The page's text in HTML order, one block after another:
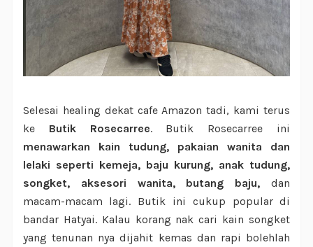
Selesai healing dekat cafe Amazon tadi, kami terus
ke Butik Rosecarree. Butik Rosecarree ini
menawarkan kain tudung, pakaian wanita dan
lelaki seperti kemeja, baju kurung, anak tudung,
songket, aksesori wanita, butang baju,dan
macam-macam lagi. Butik ini cukup popular di
bandar Hatyai. Kalau korang nak cari kain songket
yang tenunan nya dijahit kemas dan rapi bolehlah